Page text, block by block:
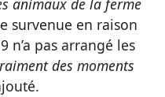
animaux de la ferme
survenue en raison
n’a pas arrangé les
des moments